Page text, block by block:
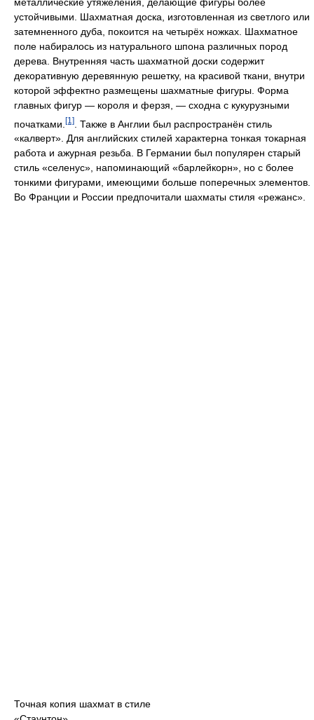
устойчивыми. Шахматная доска, изготовленная из светлого или
затемненного дуба, покоится на четырёх ножках. Шахматное
поле набиралось из натурального шпона различных пород
дерева. Внутренняя часть шахматной доски содержит
декоративную деревянную решетку, на красивой ткани, внутри
которой эффектно размещены шахматные фигуры. Форма
главных фигур — короля и ферзя, — сходна с кукурузными
початками. [1]
. Также в Англии был распространён стиль
«калверт». Для английских стилей характерна тонкая токарная
работа и ажурная резьба. В Германии был популярен старый
стиль «селенус», напоминающий «барлейкорн», но с более
тонкими фигурами, имеющими больше поперечных элементов.
Во Франции и России предпочитали шахматы стиля «режанс».
Точная копия шахмат в стиле